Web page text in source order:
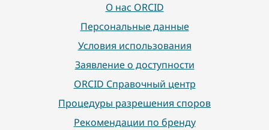
О нас ORCID
Персональные данные
Условия использования
Заявление о доступности
ORCID Справочный центр
Процедуры разрешения споров
Рекомендации по бренду